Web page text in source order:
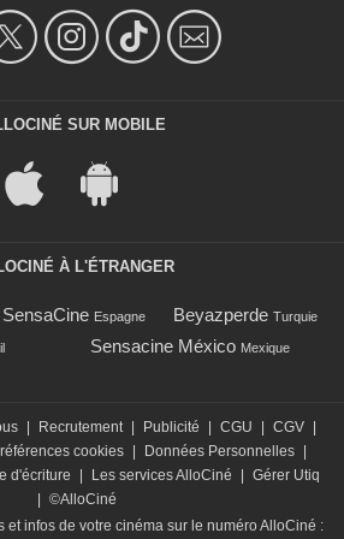
SUR MOBILE
À L'ÉTRANGER
SensaCine Espagne Beyazperde Turquie
Sensacine México Mexique
| Recrutement | Publicité | CGU | CGV |
cookies | Données Personnelles |
d'écriture | Les services AlloCiné | Gérer Utiq
| ©AlloCiné
et infos de votre cinéma sur le numéro AlloCiné :